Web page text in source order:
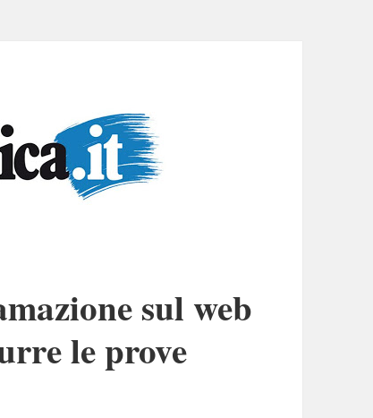
sul web
le prove